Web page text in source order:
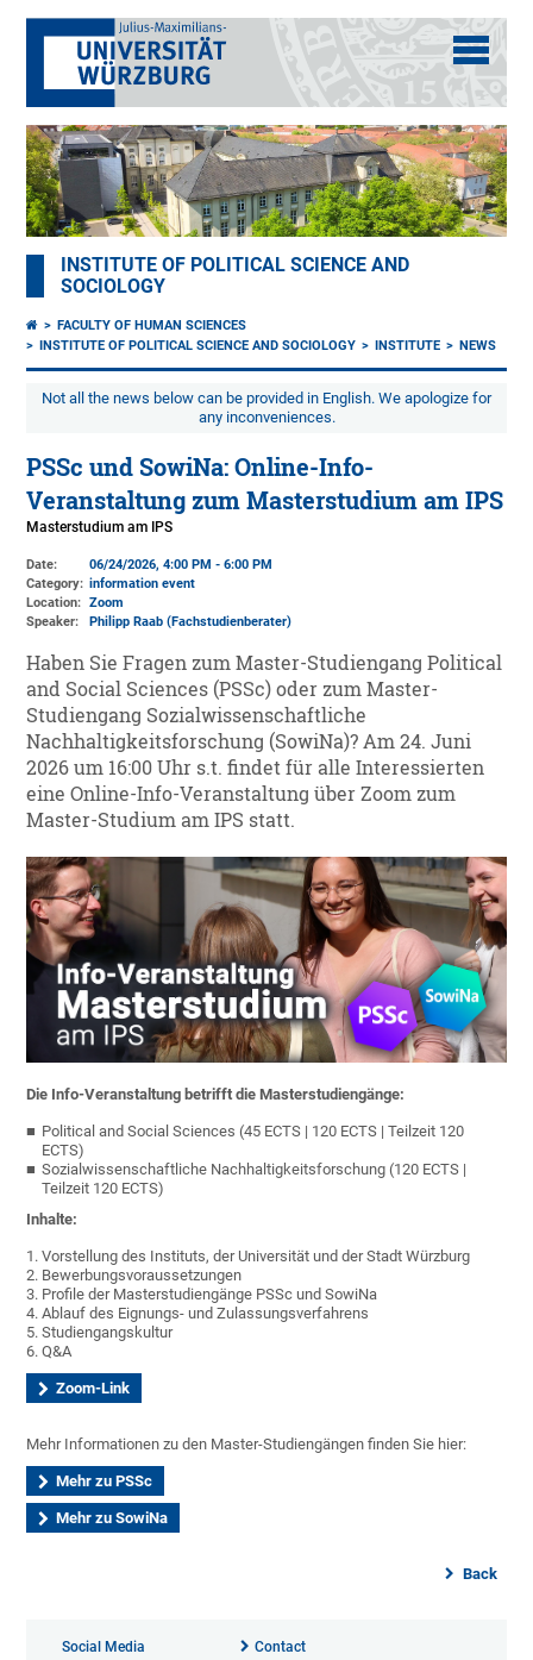
INSTITUTE OF POLITICAL SCIENCE AND
SOCIOLOGY
FACULTY OF HUMAN SCIENCES
INSTITUTE OF POLITICAL SCIENCE AND SOCIOLOGY
INSTITUTE NEWS
Not all the news below can be provided in English. We apologize for
any inconveniences.
PSSc und SowiNa: Online-Info-
Veranstaltung zum Masterstudium am IPS
Masterstudium am IPS
Date:
06/24/2026, 4:00 PM - 6:00 PM
Category: information event
Location: Zoom
Speaker:
Philipp Raab (Fachstudienberater)
Haben Sie Fragen zum Master-Studiengang Political
and Social Sciences (PSSc) oder zum Master-
Studiengang Sozialwissenschaftliche
Nachhaltigkeitsforschung (SowiNa)? Am 24. Juni
2026 um 16:00 Uhr s.t. findet für alle Interessierten
eine Online-Info-Veranstaltung über Zoom zum
Master-Studium am IPS statt.
Die Info-Veranstaltung betrifft die Masterstudiengänge:
Political and Social Sciences (45 ECTS | 120 ECTS | Teilzeit 120
ECTS)
Sozialwissenschaftliche Nachhaltigkeitsforschung (120 ECTS |
Teilzeit 120 ECTS)
Inhalte:
1. Vorstellung des Instituts, der Universität und der Stadt Würzburg
2. Bewerbungsvoraussetzungen
3. Profile der Masterstudiengänge PSSc und SowiNa
4. Ablauf des Eignungs- und Zulassungsverfahrens
5. Studiengangskultur
6. Q&A
Zoom-Link
Mehr Informationen zu den Master-Studiengängen finden Sie hier:
Mehr zu PSSc
Mehr zu SowiNa
Back
Social Media Contact